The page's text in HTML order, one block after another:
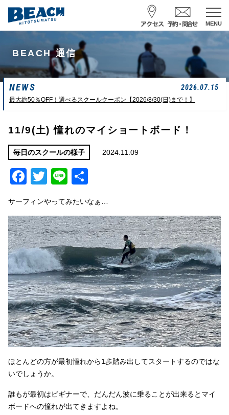
MENU
スクール予約・お問合せ
レンタル予約
サーフ ナミイーヨ
0475-32-7314
一松海岸波情報
サイズ
頭
状態
BEACH 通信
NEWS 2026.07.15
最大約50％OFF！選べるスクールクーポン【2026/8/30(日)まで！】
11/9(土) 憧れのマイショートボード！
毎日のスクールの様子 2024.11.09
Facebook
Twitter
Line
サーフィンやってみたいなぁ…
ほとんどの方が最初憧れから1歩踏み出してスタートするのではな
いでしょうか。
誰もが最初はビギナーで、だんだん波に乗ることが出来るとマイ
ボードへの憧れが出てきますよね。